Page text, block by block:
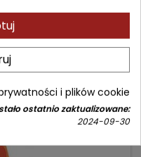
i plików cookie
ostatnio zaktualizowane:
2024-09-30